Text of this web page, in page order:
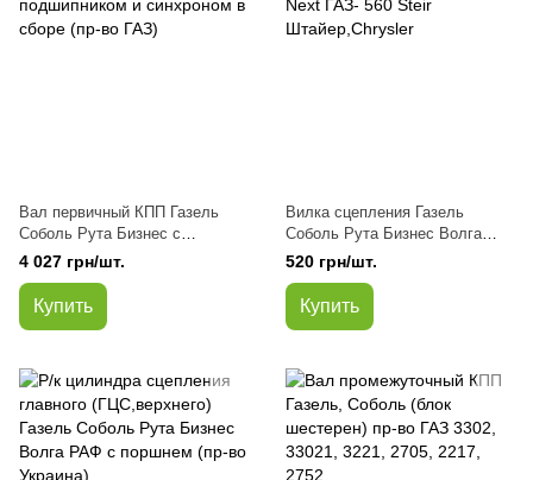
Вал первичный КПП Газель
Соболь Рута Бизнес с
подшипником и синхроном в
сборе (пр-во ГАЗ)
4 027 грн/шт.
Купить
Вилка сцепления Газель
Соболь Рута Бизнес Волга
Next ГАЗ- 560 Steir
Штайер,Chrysler
520 грн/шт.
Купить